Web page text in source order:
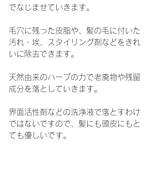
でなじませていきます。
毛穴に残った皮脂や、髪の毛に付いた
汚れ・埃、スタイリング剤などをきれ
いに除去できます。
天然由来のハーブの力で老廃物や残留
成分を落としていきます。
界面活性剤などの洗浄液で落とすわけ
ではないですので、髪にも頭皮にもと
ても優しいです。